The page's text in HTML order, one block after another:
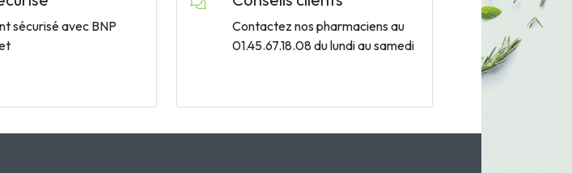
sécurisé avec BNP
Contactez nos pharmaciens au
01.45.67.18.08 du lundi au samedi